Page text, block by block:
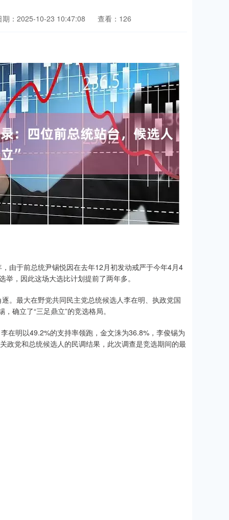
期：2025-10-23 10:47:08 查看：126
由于前总统尹锡悦因在去年12月初发动戒严于今年4月4
，因此这场大选比计划提前了两年多。
。最大在野党共同民主党总统候选人李在明、执政党国
确立了“三足鼎立”的竞选格局。
在明以49.2%的支持率领跑，金文洙为36.8%，李俊锡为
政党和总统候选人的民调结果，此次调查是竞选期间的最